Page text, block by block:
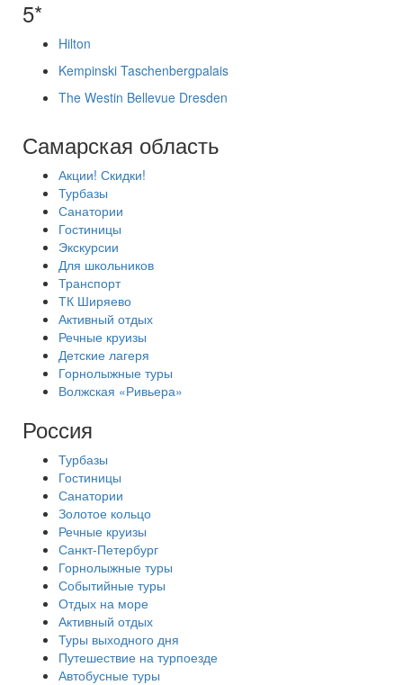
5*
Hilton
Kempinski Taschenbergpalais
The Westin Bellevue Dresden
Самарская область
Акции! Скидки!
Турбазы
Санатории
Гостиницы
Экскурсии
Для школьников
Транспорт
ТК Ширяево
Активный отдых
Речные круизы
Детские лагеря
Горнолыжные туры
Волжская «Ривьера»
Россия
Турбазы
Гостиницы
Санатории
Золотое кольцо
Речные круизы
Санкт-Петербург
Горнолыжные туры
Событийные туры
Отдых на море
Активный отдых
Туры выходного дня
Путешествие на турпоезде
Автобусные туры